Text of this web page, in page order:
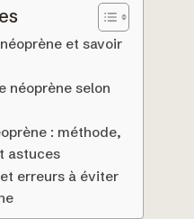
et savoir
néoprène selon
: méthode,
astuces
erreurs à éviter